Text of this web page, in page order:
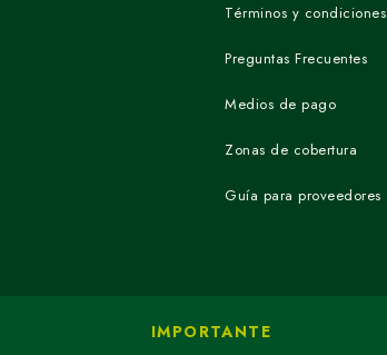
Términos y condiciones
Preguntas Frecuentes
Medios de pago
Zonas de cobertura
Guía para proveedores
IMPORTANTE